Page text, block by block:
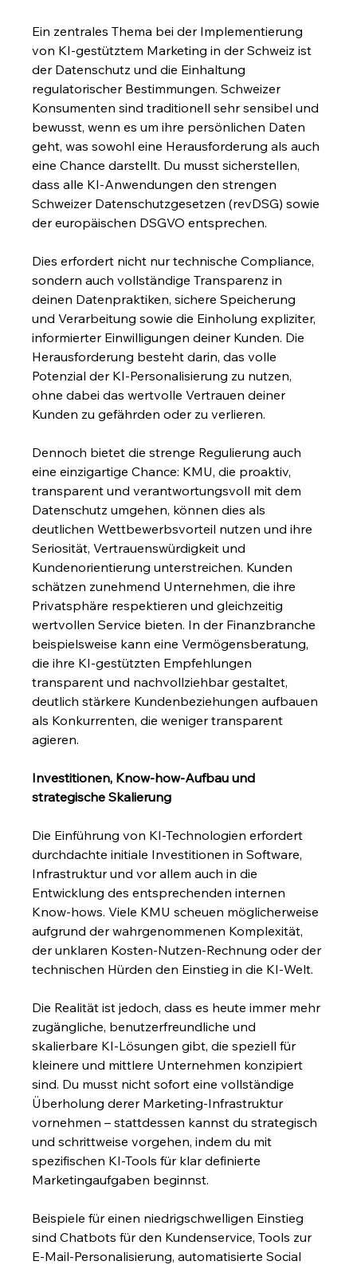
Ein zentrales Thema bei der Implementierung
von KI-gestütztem Marketing in der Schweiz ist
der Datenschutz und die Einhaltung
regulatorischer Bestimmungen. Schweizer
Konsumenten sind traditionell sehr sensibel und
bewusst, wenn es um ihre persönlichen Daten
geht, was sowohl eine Herausforderung als auch
eine Chance darstellt. Du musst sicherstellen,
dass alle KI-Anwendungen den strengen
Schweizer Datenschutzgesetzen (revDSG) sowie
der europäischen DSGVO entsprechen.
Dies erfordert nicht nur technische Compliance,
sondern auch vollständige Transparenz in
deinen Datenpraktiken, sichere Speicherung
und Verarbeitung sowie die Einholung expliziter,
informierter Einwilligungen deiner Kunden. Die
Herausforderung besteht darin, das volle
Potenzial der KI-Personalisierung zu nutzen,
ohne dabei das wertvolle Vertrauen deiner
Kunden zu gefährden oder zu verlieren.
Dennoch bietet die strenge Regulierung auch
eine einzigartige Chance: KMU, die proaktiv,
transparent und verantwortungsvoll mit dem
Datenschutz umgehen, können dies als
deutlichen Wettbewerbsvorteil nutzen und ihre
Seriosität, Vertrauenswürdigkeit und
Kundenorientierung unterstreichen. Kunden
schätzen zunehmend Unternehmen, die ihre
Privatsphäre respektieren und gleichzeitig
wertvollen Service bieten. In der Finanzbranche
beispielsweise kann eine Vermögensberatung,
die ihre KI-gestützten Empfehlungen
transparent und nachvollziehbar gestaltet,
deutlich stärkere Kundenbeziehungen aufbauen
als Konkurrenten, die weniger transparent
agieren.
Investitionen, Know-how-Aufbau und
strategische Skalierung
Die Einführung von KI-Technologien erfordert
durchdachte initiale Investitionen in Software,
Infrastruktur und vor allem auch in die
Entwicklung des entsprechenden internen
Know-hows. Viele KMU scheuen möglicherweise
aufgrund der wahrgenommenen Komplexität,
der unklaren Kosten-Nutzen-Rechnung oder der
technischen Hürden den Einstieg in die KI-Welt.
Die Realität ist jedoch, dass es heute immer mehr
zugängliche, benutzerfreundliche und
skalierbare KI-Lösungen gibt, die speziell für
kleinere und mittlere Unternehmen konzipiert
sind. Du musst nicht sofort eine vollständige
Überholung derer Marketing-Infrastruktur
vornehmen – stattdessen kannst du strategisch
und schrittweise vorgehen, indem du mit
spezifischen KI-Tools für klar definierte
Marketingaufgaben beginnst.
Beispiele für einen niedrigschwelligen Einstieg
sind Chatbots für den Kundenservice, Tools zur
E-Mail-Personalisierung, automatisierte Social